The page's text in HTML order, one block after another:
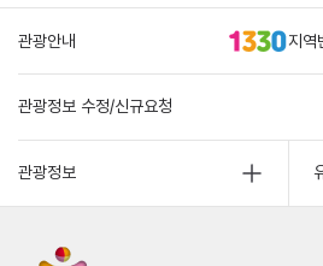
관광안내 지역
관광정보 수정/신규요청
관광정보